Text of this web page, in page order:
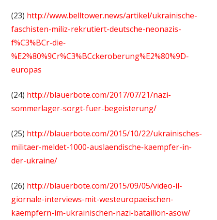
(23) http://www.belltower.news/artikel/ukrainische-
faschisten-miliz-rekrutiert-deutsche-neonazis-
f%C3%BCr-die-
%E2%80%9Cr%C3%BCckeroberung%E2%80%9D-
europas
(24) http://blauerbote.com/2017/07/21/nazi-
sommerlager-sorgt-fuer-begeisterung/
(25) http://blauerbote.com/2015/10/22/ukrainisches-
militaer-meldet-1000-auslaendische-kaempfer-in-
der-ukraine/
(26) http://blauerbote.com/2015/09/05/video-il-
giornale-interviews-mit-westeuropaeischen-
kaempfern-im-ukrainischen-nazi-bataillon-asow/